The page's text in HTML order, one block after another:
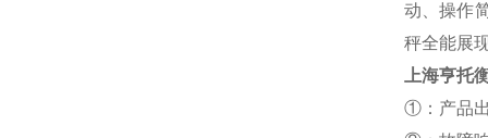
动、操作
秤全能展
上海亨托
①：产品